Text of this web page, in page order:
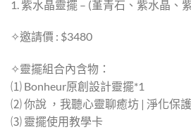
1. 紫水晶靈擺 – (堇青石、紫水晶、
✧邀請價 : $3480
✧靈擺組合內含物：
⑴ Bonheur原創設計靈擺*1
⑵ 你說 ，我聽心靈聊癒坊 | 淨化保
⑶ 靈擺使用教學卡